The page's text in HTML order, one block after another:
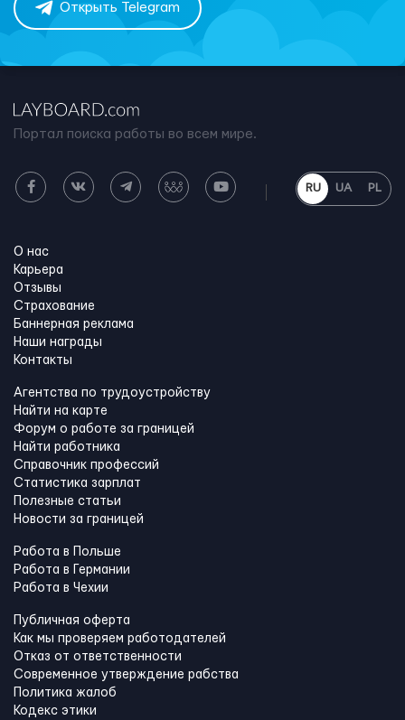
Открыть Telegram
Портал поиска работы во всем мире.
RU UA PL
О нас
Карьера
Отзывы
Страхование
Баннерная реклама
Наши награды
Контакты
Агентства по трудоустройству
Найти на карте
Форум о работе за границей
Найти работника
Справочник профессий
Статистика зарплат
Полезные статьи
Новости за границей
Работа в Польше
Работа в Германии
Работа в Чехии
Публичная оферта
Как мы проверяем работодателей
Отказ от ответственности
Современное утверждение рабства
Политика жалоб
Кодекс этики